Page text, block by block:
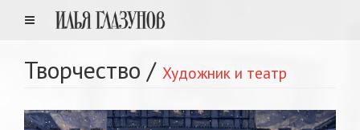
Творчество / Художник и театр